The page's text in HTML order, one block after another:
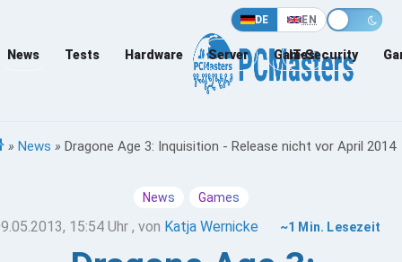
DE EN
News Tests Hardware Server Games
IT-Security
» News » Dragone Age 3: Inquisition - Release nicht vor April 2014
News Games
15:54 Uhr , von Katja Wernicke ~1 Min. Lesezeit